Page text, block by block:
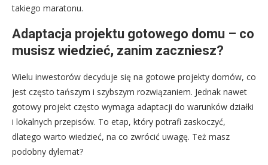
takiego maratonu.
Adaptacja projektu gotowego domu – co
musisz wiedzieć, zanim zaczniesz?
Wielu inwestorów decyduje się na gotowe projekty domów, co
jest często tańszym i szybszym rozwiązaniem. Jednak nawet
gotowy projekt często wymaga adaptacji do warunków działki
i lokalnych przepisów. To etap, który potrafi zaskoczyć,
dlatego warto wiedzieć, na co zwrócić uwagę. Też masz
podobny dylemat?